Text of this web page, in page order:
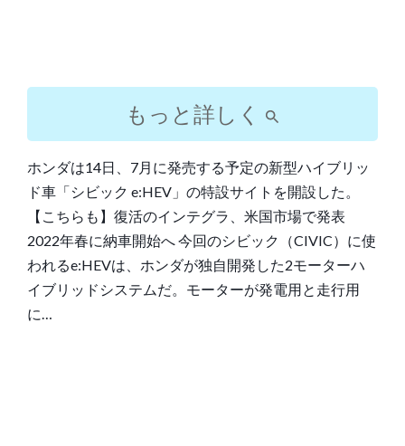
もっと詳しく
ホンダは14日、7月に発売する予定の新型ハイブリッ
ド車「シビック e:HEV」の特設サイトを開設した。
【こちらも】復活のインテグラ、米国市場で発表
2022年春に納車開始へ 今回のシビック（CIVIC）に使
われるe:HEVは、ホンダが独自開発した2モーターハ
イブリッドシステムだ。モーターが発電用と走行用
に…